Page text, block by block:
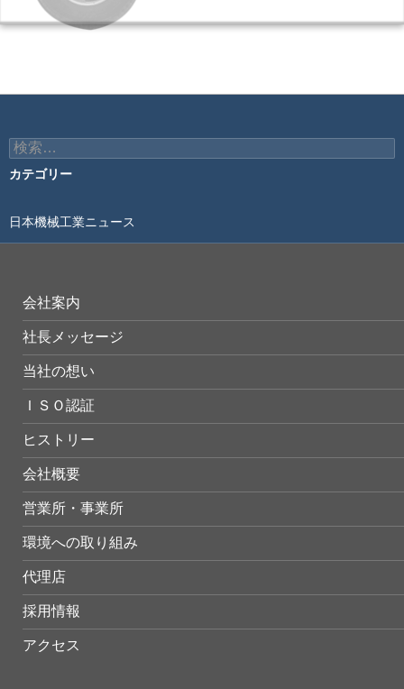
検
索:
カテゴリー
日本機械工業ニュース
会社案内
社長メッセージ
当社の想い
ＩＳＯ認証
ヒストリー
会社概要
営業所・事業所
環境への取り組み
代理店
採用情報
アクセス